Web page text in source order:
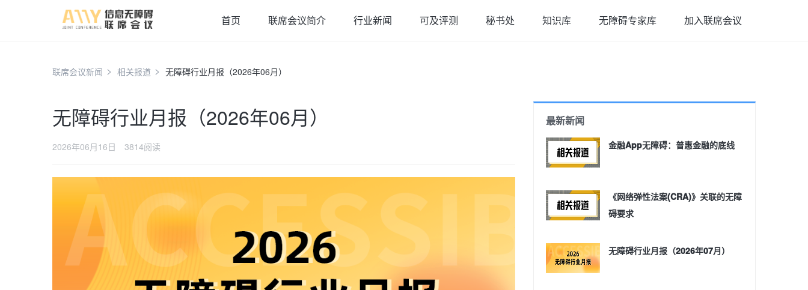
首页 联席会议简介 行业新闻 可及评测 秘书处 知识库 无障碍专家库 加入联席会议
联席会议新闻 相关报道 无障碍行业月报（2026年06月）
无障碍行业月报（2026年06月）
2026年06月16日 3814阅读
最新新闻
金融App无障碍：普惠金融的底线
《网络弹性法案(CRA)》关联的无障
碍要求
无障碍行业月报（2026年07月）